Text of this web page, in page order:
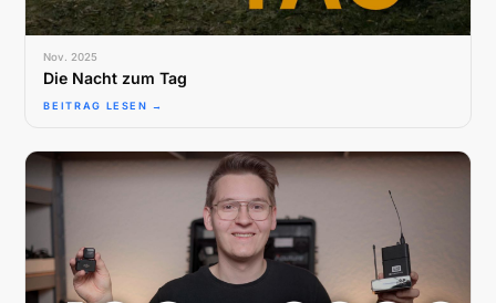
Nov. 2025
Die Nacht zum Tag
BEITRAG LESEN →